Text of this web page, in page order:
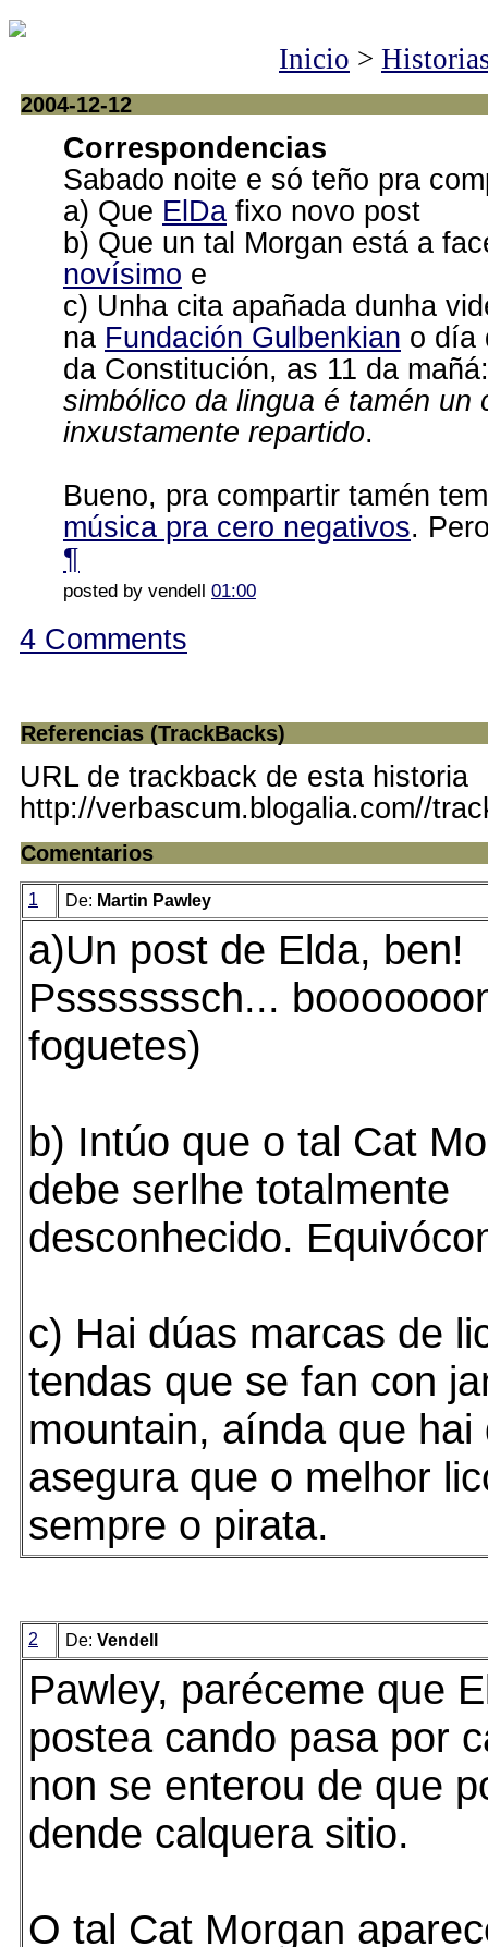
Inicio >
2004-12-12
Correspondencias
Sabado noite e só teño pra
a) Que ElDa fixo novo post
b) Que un tal Morgan está a
novísimo e
c) Unha cita apañada dunha
na Fundación Gulbenkian o día
da Constitución, as 11 da
simbólico da lingua é tamén un
inxustamente repartido.
Bueno, pra compartir tamén
música pra cero negativos.
¶
posted by vendell 01:00
4 Comments
Referencias (TrackBacks)
URL de trackback de esta historia
http://verbascum.blogalia.com//
Comentarios
1 De: Martin Pawley
a)Un post de Elda, ben!
Psssssssch...
foguetes)
b) Intúo que o tal Cat
debe serlhe totalmente
desconhecido.
c) Hai dúas marcas de
tendas que se fan con
mountain, aínda que hai
asegura que o melhor
sempre o pirata.
2 De: Vendell
Pawley, paréceme que
postea cando pasa por
non se enterou de que
dende calquera sitio.
O tal Cat Morgan